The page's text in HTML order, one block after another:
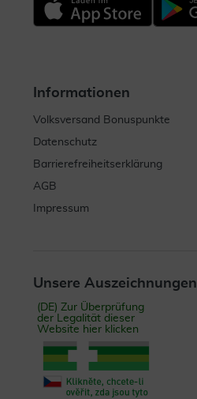
Informationen
Volksversand Bonuspunkte
Datenschutz
Barrierefreiheitserklärung
AGB
Impressum
Unsere Auszeichnungen
(DE) Zur Überprüfung
der Legalität dieser
Website hier klicken